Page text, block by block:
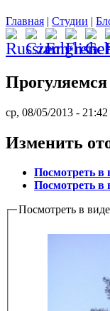
Главная | Студии |
Прогуляемся
ср, 08/05/2013 - 21:42
Изменить
Посмотреть в
Посмотреть в
Посмотреть в